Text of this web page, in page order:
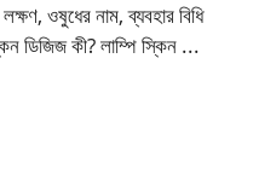
ওষুধের নাম, ব্যবহার বিধি
ডিজিজ কী? লাম্পি স্কিন ...